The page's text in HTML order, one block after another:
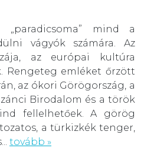
„paradicsoma” mind a
vágyók számára. Az
az európai kultúra
Rengeteg emléket őrzött
az ókori Görögország, a
Birodalom és a török
fellelhetőek. A görög
a türkizkék tenger,
tovább »